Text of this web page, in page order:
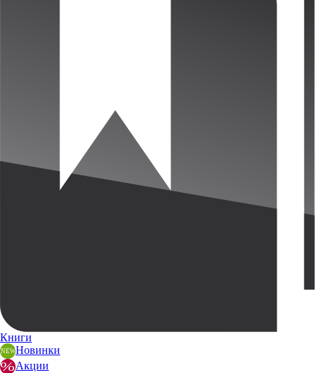
Книги
Новинки
Акции